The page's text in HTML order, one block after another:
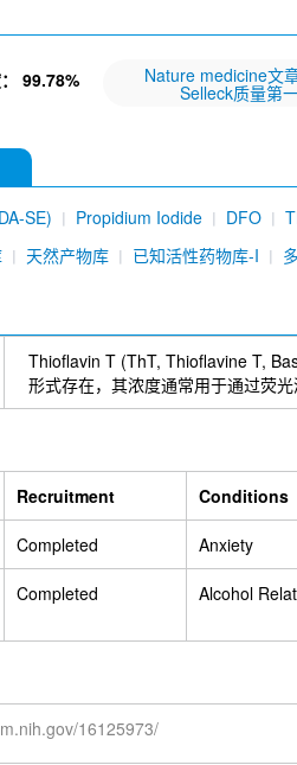
99.78% Nature medicine文
Selleck质量第
SE) Propidium Iodide DFO
CY5
天然产物库 已知活性药物库-I
Thioflavin T (ThT, Thioflavine T,
形式存在，其浓度通常用于通过荧
Recruitment Conditions
Completed Anxiety
Completed Alcohol
16125973/